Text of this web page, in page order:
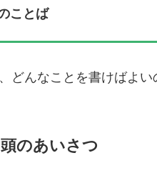
ことば
どんなことを書けばよ
のあいさつ